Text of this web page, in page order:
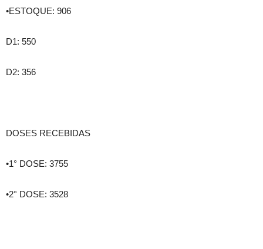
•ESTOQUE: 906
D1: 550
D2: 356
DOSES RECEBIDAS
•1° DOSE: 3755
•2° DOSE: 3528